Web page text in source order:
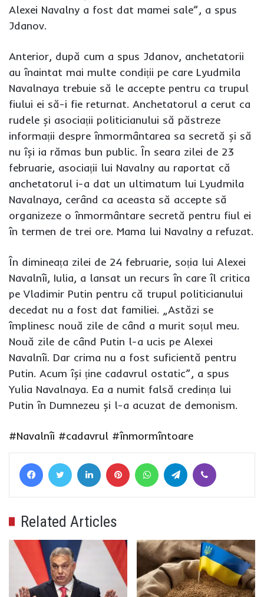
Alexei Navalny a fost dat mamei sale”, a spus
Jdanov.
Anterior, după cum a spus Jdanov, anchetatorii
au înaintat mai multe condiții pe care Lyudmila
Navalnaya trebuie să le accepte pentru ca trupul
fiului ei să-i fie returnat. Anchetatorul a cerut ca
rudele și asociații politicianului să păstreze
informații despre înmormântarea sa secretă și să
nu își ia rămas bun public. În seara zilei de 23
februarie, asociații lui Navalny au raportat că
anchetatorul i-a dat un ultimatum lui Lyudmila
Navalnaya, cerând ca aceasta să accepte să
organizeze o înmormântare secretă pentru fiul ei
în termen de trei ore. Mama lui Navalny a refuzat.
În dimineața zilei de 24 februarie, soția lui Alexei
Navalnîi, Iulia, a lansat un recurs în care îl critica
pe Vladimir Putin pentru că trupul politicianului
decedat nu a fost dat familiei. „Astăzi se
împlinesc nouă zile de când a murit soțul meu.
Nouă zile de când Putin l-a ucis pe Alexei
Navalnîi. Dar crima nu a fost suficientă pentru
Putin. Acum își ține cadavrul ostatic”, a spus
Yulia Navalnaya. Ea a numit falsă credința lui
Putin în Dumnezeu și l-a acuzat de demonism.
#Navalnîi #cadavrul #înmormîntoare
FacebookTwitter LinkedIn Pinterest WhatsAppTelegram
Related Articles